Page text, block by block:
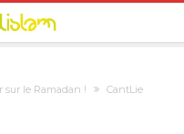
sur le Ramadan ! CantLie